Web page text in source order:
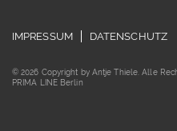
IMPRESSUM DATENSCHUTZ
© 2026 Copyright by Antje Thiele. Alle
PRIMA LINE Berlin